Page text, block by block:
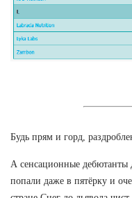
Будь прям и горд,
А сенсационные
попали даже в пятёрку и